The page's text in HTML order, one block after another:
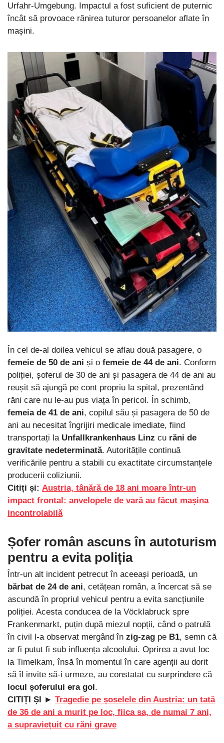
Urfahr-Umgebung. Impactul a fost suficient de puternic
încât să provoace rănirea tuturor persoanelor aflate în
mașini.
În cel de-al doilea vehicul se aflau două pasagere, o
femeie de 50 de ani și o femeie de 44 de ani. Conform
poliției, șoferul de 30 de ani și pasagera de 44 de ani au
reușit să ajungă pe cont propriu la spital, prezentând
răni care nu le-au pus viața în pericol. În schimb,
femeia de 41 de ani, copilul său și pasagera de 50 de
ani au necesitat îngrijiri medicale imediate, fiind
transportați la Unfallkrankenhaus Linz cu răni de
gravitate nedeterminată. Autoritățile continuă
verificările pentru a stabili cu exactitate circumstanțele
producerii coliziunii.
Citiți și: Austria, tânără de 18 ani moare într-un
impact frontal: anvelopele de vară au făcut mașina
incontrolabilă
Șofer român ascuns în autoturism
pentru a evita poliția
Într-un alt incident petrecut în aceeași perioadă, un
bărbat de 24 de ani, cetățean român, a încercat să se
ascundă în propriul vehicul pentru a evita sancțiunile
poliției. Acesta conducea de la Vöcklabruck spre
Frankenmarkt, puțin după miezul nopții, când o patrulă
în civil l-a observat mergând în zig-zag pe B1, semn că
ar fi putut fi sub influența alcoolului. Oprirea a avut loc
la Timelkam, însă în momentul în care agenții au dorit
să îl invite să-i urmeze, au constatat cu surprindere că
locul șoferului era gol.
CITIȚI ȘI ► Tragedie pe șoselele din Austria: un tată
de 36 de ani a murit pe loc, fiica sa, de numai 7 ani,
a supraviețuit cu răni grave